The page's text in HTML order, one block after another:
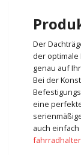
Der
der optimale
genau auf
Bei der
eine
auch